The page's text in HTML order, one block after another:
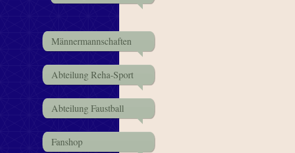
Männermannschaften
Abteilung Reha-Sport
Abteilung Faustball
Fanshop